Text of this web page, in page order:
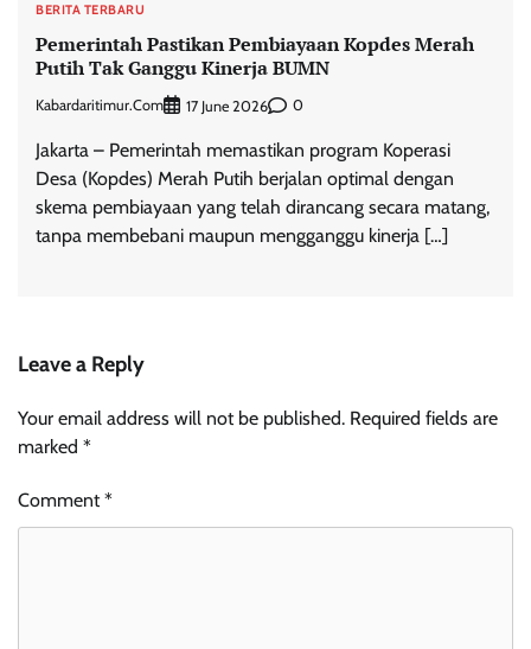
BERITA TERBARU
Pemerintah Pastikan Pembiayaan Kopdes Merah
Putih Tak Ganggu Kinerja BUMN
Kabardaritimur.com 17 June 2026 0
Jakarta – Pemerintah memastikan program Koperasi
Desa (Kopdes) Merah Putih berjalan optimal dengan
skema pembiayaan yang telah dirancang secara matang,
tanpa membebani maupun mengganggu kinerja […]
Leave a Reply
Your email address will not be published. Required fields are
marked *
Comment*